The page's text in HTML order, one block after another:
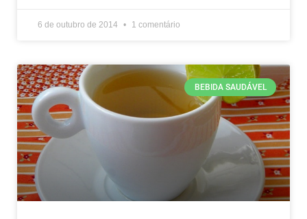
6 de outubro de 2014 1 comentário
BEBIDA SAUDÁVEL